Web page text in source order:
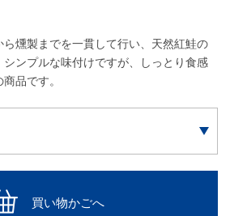
燻製までを一貫して行い、天然紅鮭の
シンプルな味付けですが、しっとり食感
品です。
買い物かごへ